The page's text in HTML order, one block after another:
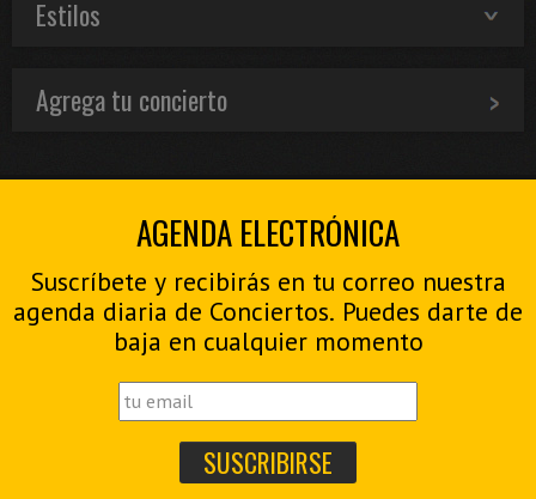
Estilos
Agrega tu concierto
AGENDA ELECTRÓNICA
Suscríbete y recibirás en tu correo nuestra
agenda diaria de Conciertos. Puedes darte de
baja en cualquier momento